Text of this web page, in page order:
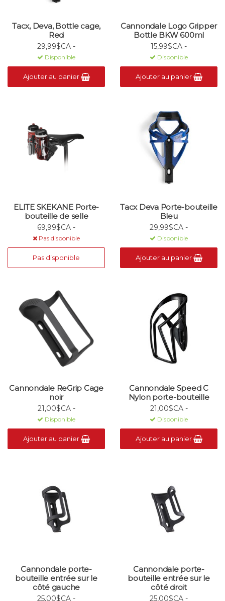
Tacx, Deva, Bottle cage,
Red
29,99$CA -
Disponible
Ajouter au panier
Cannondale Logo Gripper
Bottle BKW 600ml
15,99$CA -
Disponible
Ajouter au panier
ELITE SKEKANE Porte-
bouteille de selle
69,99$CA -
Pas disponible
Pas disponible
Tacx Deva Porte-bouteille
Bleu
29,99$CA -
Disponible
Ajouter au panier
Cannondale ReGrip Cage
noir
21,00$CA -
Disponible
Ajouter au panier
Cannondale Speed C
Nylon porte-bouteille
21,00$CA -
Disponible
Ajouter au panier
Cannondale porte-
bouteille entrée sur le
côté gauche
25,00$CA -
Cannondale porte-
bouteille entrée sur le
côté droit
25,00$CA -